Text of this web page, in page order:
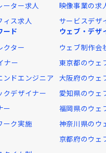
ーター求人
ィス求人
映像事業の求
サービスデザ
ード
クター
ナー
ンドエンジニア
クデザイナー
ー
ーク実施
ウェブ・デザ
ウェブ制作会
東京都のウェ
大阪府のウェ
愛知県のウェ
福岡県のウェ
神奈川県のウ
京都府のウェ